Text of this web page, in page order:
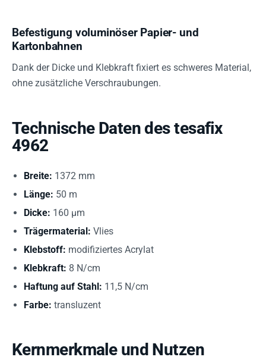
Befestigung voluminöser Papier- und
Kartonbahnen
Dank der Dicke und Klebkraft fixiert es schweres Material,
ohne zusätzliche Verschraubungen.
Technische Daten des tesafix
4962
Breite: 1372 mm
Länge: 50 m
Dicke: 160 µm
Trägermaterial: Vlies
Klebstoff: modifiziertes Acrylat
Klebkraft: 8 N/cm
Haftung auf Stahl: 11,5 N/cm
Farbe: transluzent
Kernmerkmale und Nutzen